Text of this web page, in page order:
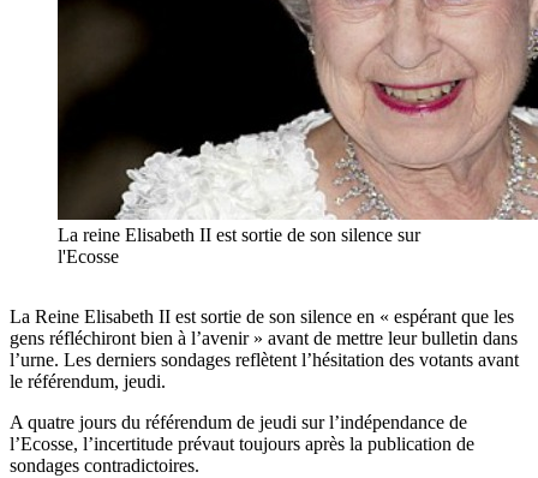
La reine Elisabeth II est sortie de son silence sur
l'Ecosse
La Reine Elisabeth II est sortie de son silence en « espérant que les
gens réfléchiront bien à l’avenir » avant de mettre leur bulletin dans
l’urne. Les derniers sondages reflètent l’hésitation des votants avant
le référendum, jeudi.
A quatre jours du référendum de jeudi sur l’indépendance de
l’Ecosse, l’incertitude prévaut toujours après la publication de
sondages contradictoires.